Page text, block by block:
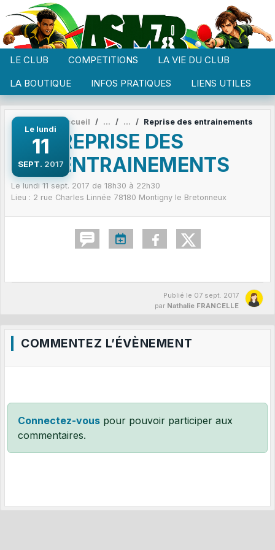
LE CLUB COMPETITIONS
LA VIE DU CLUB
LA BOUTIQUE
INFOS PRATIQUES LIENS UTILES
Le lundi
11
SEPT. 2017
Accueil Reprise des entrainements
REPRISE DES
ENTRAINEMENTS
Le lundi 11 sept. 2017 de 18h30 à 22h30
Lieu : 2 rue Charles Linnée 78180 Montigny le Bretonneux
Publié le 07 sept. 2017
par Nathalie FRANCELLE
COMMENTEZ L’ÉVÈNEMENT
Connectez-vous pour pouvoir participer aux
commentaires.
Panneau de gestion des cookies